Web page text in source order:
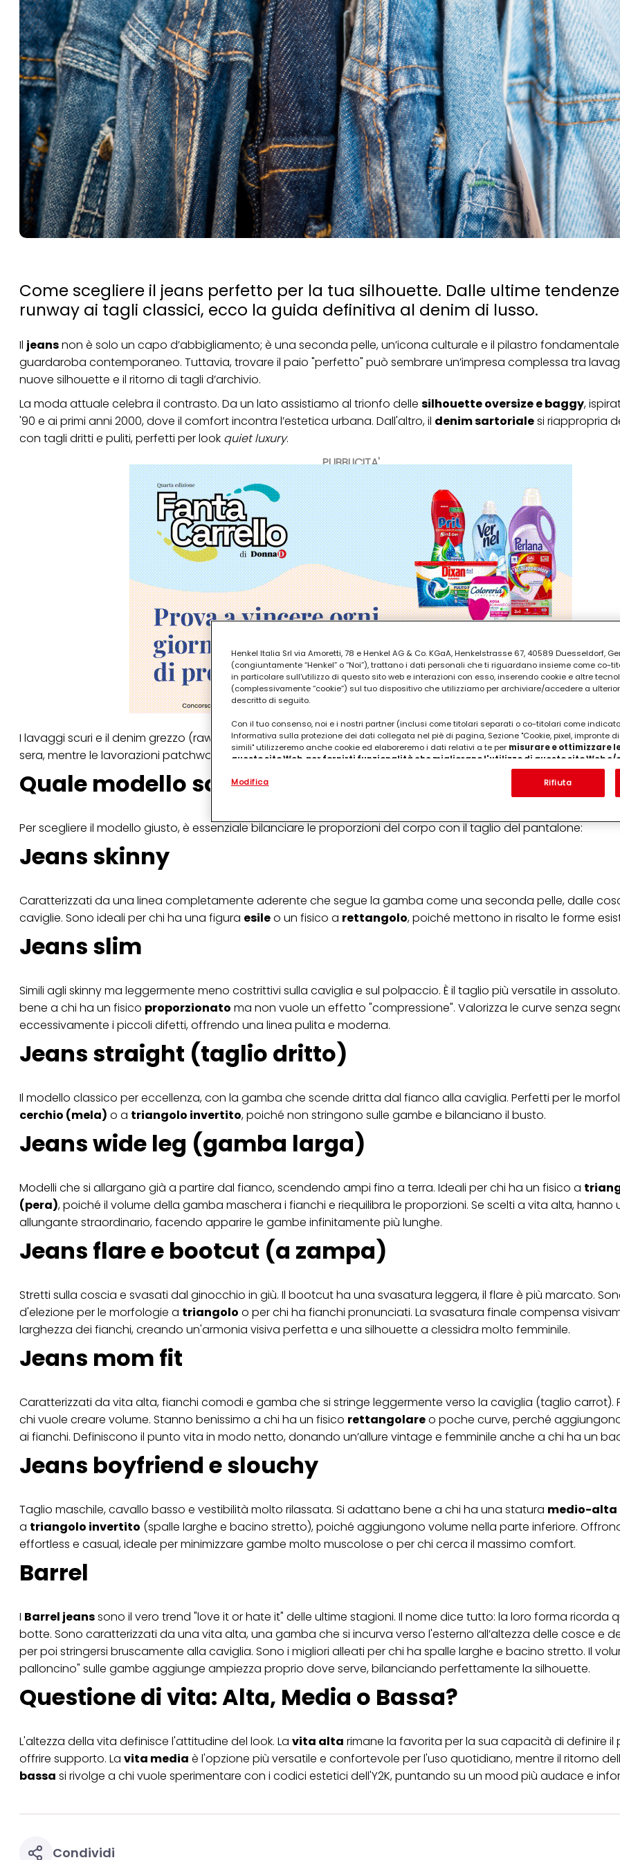
Come scegliere il jeans perfetto per la tua silhouette. Dalle ultime tendenze
runway ai tagli classici, ecco la guida definitiva al denim di lusso.
PUBBLICITA'
Il jeansnon è solo un capo d’abbigliamento; è una seconda pelle, un’icona culturale e il pilastro
guardaroba contemporaneo. Tuttavia, trovare il paio "perfetto" può sembrare un’impresa complessa tra
nuove silhouette e il ritorno di tagli d’archivio.
La moda attuale celebra il contrasto. Da un lato assistiamo al trionfo delle silhouette oversize e baggy,
'90 e ai primi anni 2000, dove il comfort incontra l’estetica urbana. Dall'altro, il denim sartorialesi riappropria
con tagli dritti e puliti, perfetti per look quiet luxury.
I lavaggi scuri e il denim grezzo (raw) stanno vivendo una rinascita, posizionandosi come l'opzione più
sera, mentre le lavorazioni patchwork e i dettagli distressed continuano a dominare lo street style più audace.
Quale modello scegliere
Per scegliere il modello giusto, è essenziale bilanciare le proporzioni del corpo con il taglio del pantalone:
Jeans skinny
Caratterizzati da una linea completamente aderente che segue la gamba come una seconda pelle, dalle
caviglie. Sono ideali per chi ha una figura esileo un fisico a rettangolo, poiché mettono in risalto le forme
Jeans slim
Simili agli skinny ma leggermente meno costrittivi sulla caviglia e sul polpaccio. È il taglio più versatile in
bene a chi ha un fisico proporzionato ma non vuole un effetto "compressione". Valorizza le curve senza
eccessivamente i piccoli difetti, offrendo una linea pulita e moderna.
Jeans straight (taglio dritto)
Il modello classico per eccellenza, con la gamba che scende dritta dal fianco alla caviglia. Perfetti per le
cerchio (mela) o a triangolo invertito, poiché non stringono sulle gambe e bilanciano il busto.
Jeans wide leg (gamba larga)
Modelli che si allargano già a partire dal fianco, scendendo ampi fino a terra. Ideali per chi ha un fisico a
(pera), poiché il volume della gamba maschera i fianchi e riequilibra le proporzioni. Se scelti a vita alta, hanno
allungante straordinario, facendo apparire le gambe infinitamente più lunghe.
Jeans flare e bootcut (a zampa)
Stretti sulla coscia e svasati dal ginocchio in giù. Il bootcut ha una svasatura leggera, il flare è più marcato.
d'elezione per le morfologie a triangolo o per chi ha fianchi pronunciati. La svasatura finale compensa
larghezza dei fianchi, creando un'armonia visiva perfetta e una silhouette a clessidra molto femminile.
Jeans mom fit
Caratterizzati da vita alta, fianchi comodi e gamba che si stringe leggermente verso la caviglia (taglio carrot).
chi vuole creare volume. Stanno benissimo a chi ha un fisico rettangolareo poche curve, perché
ai fianchi. Definiscono il punto vita in modo netto, donando un’allure vintage e femminile anche a chi ha un
Jeans boyfriend e slouchy
Taglio maschile, cavallo basso e vestibilità molto rilassata. Si adattano bene a chi ha una statura medio-alta
a triangolo invertito (spalle larghe e bacino stretto), poiché aggiungono volume nella parte inferiore.
effortless e casual, ideale per minimizzare gambe molto muscolose o per chi cerca il massimo comfort.
Barrel
I Barrel jeanssono il vero trend "love it or hate it" delle ultime stagioni. Il nome dice tutto: la loro forma ricorda
botte. Sono caratterizzati da una vita alta, una gamba che si incurva verso l'esterno all’altezza delle cosce e
per poi stringersi bruscamente alla caviglia. Sono i migliori alleati per chi ha spalle larghe e bacino stretto. Il
palloncino" sulle gambe aggiunge ampiezza proprio dove serve, bilanciando perfettamente la silhouette.
Questione di vita: Alta, Media o Bassa?
L'altezza della vita definisce l'attitudine del look. La vita alta rimane la favorita per la sua capacità di definire il
offrire supporto. La vita media è l'opzione più versatile e confortevole per l'uso quotidiano, mentre il ritorno
bassa si rivolge a chi vuole sperimentare con i codici estetici dell'Y2K, puntando su un mood più audace e
Condividi
Henkel Italia Srl via Amoretti, 78 e Henkel AG & Co. KGaA, Henkelstrasse 67, 40589 Duesseldorf,
(congiuntamente “Henkel” o “Noi”), trattano i dati personali che ti riguardano insieme come co-
in particolare sull'utilizzo di questo sito web e interazioni con esso, inserendo cookie e altre
(complessivamente “cookie”) sul tuo dispositivo che utilizziamo per archiviare/accedere a
descritto di seguito.
Con il tuo consenso, noi e i nostri partner (inclusi come titolari separati o co-titolari come
Informativa sulla protezione dei dati collegata nel piè di pagina, Sezione "Cookie, pixel, impronte
simili" utilizzeremo anche cookie ed elaboreremo i dati relativi a te per misurare e ottimizzare
questo sito Web, per fornirti funzionalità che migliorano l'utilizzo di questo sito Web e/
. Analizzeremo il tuo utilizzo di questo sito Web e le tue interazioni commerciali
(rispettivamente dell'azienda per cui lavori) per) e su tale base tracciare i tuoi acquisti dei nostri
terzi, conservare le nostre informazioni sulle entità commerciali e creare profili individuali su di te
identificati) su questo sito web e altri media (di terzi) tramite i dispositivi assegnati a te o alla tua
collegata nel piè di pagina. Per ulteriori informazioni sui cookie utilizzati su questo sito Web, in
periodo di conservazione, consultare le informazioni dettagliate su ciascun cookie disponibili
"modifica" di seguito".
Modifica Rifiuta